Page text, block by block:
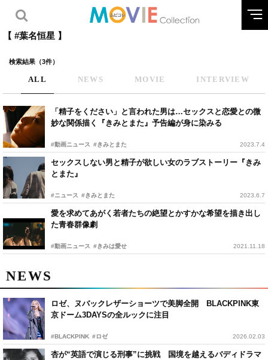
【 #葉名恒星 】
検索結果（3件）
ALL NEWS MOVIE INTERVIEW
「精子をください」と言われた男は…セックスと恋愛との微
妙な関係描く『きみとまた』予告編が身に染みる
#動画ニュース #きみとまた 2023.7.4
セックスしない男と精子が欲しい女のラブストーリー『きみ
とまた』
#ニュース #きみとまた 2023.6.7
愛を求めてあがく若者たちの絶望とかすかな希望を描き出し
た青春群像劇
#動画ニュース #きみは愛せ 2021.11.18
NEWS
ロゼ、ヌバックレザーショーツで美脚全開 BLACKPINK東
京ドーム3DAYSの全ルックに注目
#BLACKPINK #ロゼ 2026.02.03
杏が“英語で演じる刑事”に挑戦 国境を越えるバディドラマ